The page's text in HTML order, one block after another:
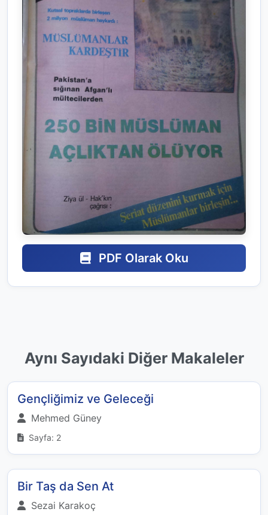
PDF Olarak Oku
Aynı Sayıdaki Diğer Makaleler
Gençliğimiz ve Geleceği
Mehmed Güney
Sayfa: 2
Bir Taş da Sen At
Sezai Karakoç